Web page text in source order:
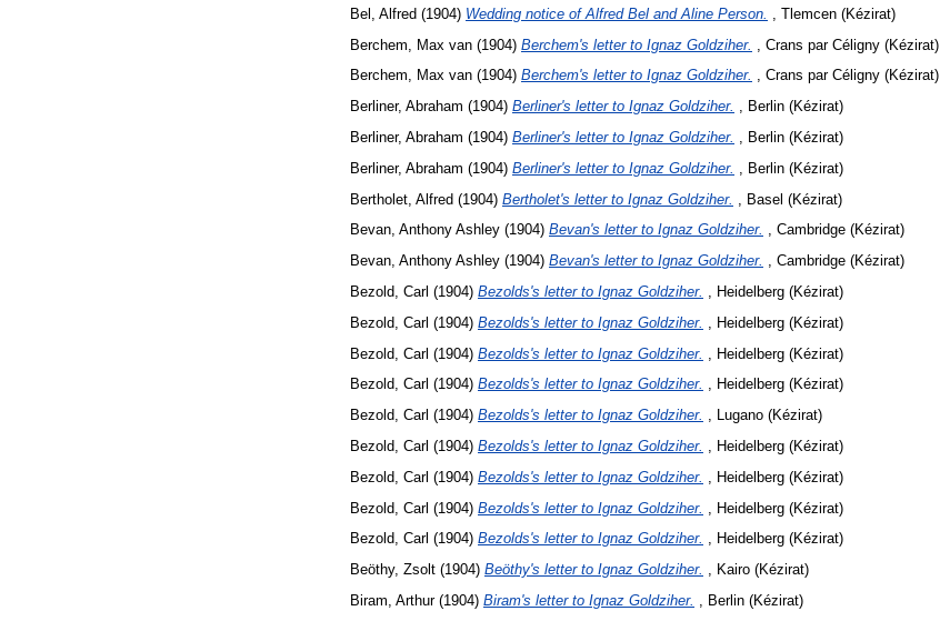
Bel, Alfred (1904) Wedding notice of Alfred Bel and Aline Person.
, Tlemcen (Kézirat)
Berchem, Max van (1904) Berchem's letter to Ignaz Goldziher.
, Crans par Céligny (Kézirat)
Berchem, Max van (1904) Berchem's letter to Ignaz Goldziher. , Crans par Céligny (Kézirat)
Berliner, Abraham (1904) Berliner's letter to Ignaz Goldziher. , Berlin (Kézirat)
Berliner, Abraham (1904) Berliner's letter to Ignaz Goldziher.
, Berlin (Kézirat)
Berliner, Abraham (1904) Berliner's letter to Ignaz Goldziher.
, Berlin (Kézirat)
Bertholet, Alfred (1904) Bertholet's letter to Ignaz Goldziher.
, Basel (Kézirat)
Bevan, Anthony Ashley (1904) Bevan's letter to Ignaz Goldziher. , Cambridge (Kézirat)
Bevan, Anthony Ashley (1904) Bevan's letter to Ignaz Goldziher. , Cambridge (Kézirat)
Bezold, Carl (1904) Bezolds's letter to Ignaz Goldziher.
, Heidelberg (Kézirat)
Bezold, Carl (1904) Bezolds's letter to Ignaz Goldziher.
, Heidelberg (Kézirat)
Bezold, Carl (1904) Bezolds's letter to Ignaz Goldziher.
, Heidelberg (Kézirat)
Bezold, Carl (1904) Bezolds's letter to Ignaz Goldziher. , Heidelberg (Kézirat)
Bezold, Carl (1904) Bezolds's letter to Ignaz Goldziher. , Lugano (Kézirat)
Bezold, Carl (1904) Bezolds's letter to Ignaz Goldziher.
, Heidelberg (Kézirat)
Bezold, Carl (1904) Bezolds's letter to Ignaz Goldziher.
, Heidelberg (Kézirat)
Bezold, Carl (1904) Bezolds's letter to Ignaz Goldziher.
, Heidelberg (Kézirat)
Bezold, Carl (1904) Bezolds's letter to Ignaz Goldziher. , Heidelberg (Kézirat)
Beöthy, Zsolt (1904) Beöthy's letter to Ignaz Goldziher. , Kairo (Kézirat)
Biram, Arthur(1904) Biram's letter to Ignaz Goldziher.
, Berlin (Kézirat)